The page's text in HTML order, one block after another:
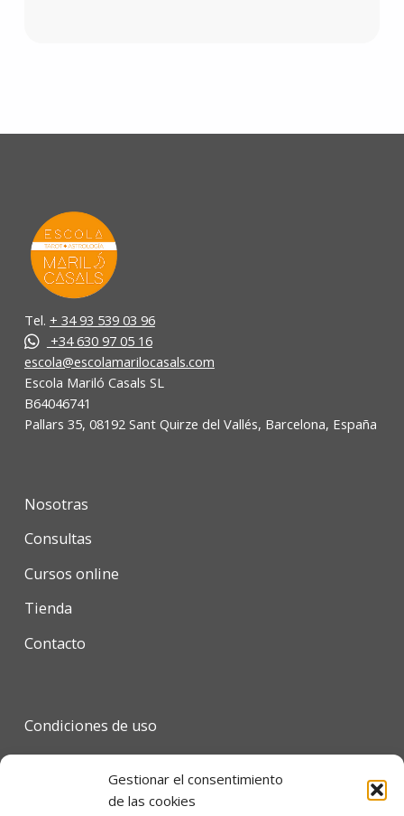
Gestionar el consentimiento
de las cookies
Tel. + 34 93 539 03 96
+34 630 97 05 16
escola@escolamarilocasals.com
Escola Mariló Casals SL
B64046741
Pallars 35, 08192 Sant Quirze del Vallés, Barcelona, España
Nosotras
Consultas
Cursos online
Tienda
Contacto
Condiciones de uso
Política de privacidad
Política de cookies